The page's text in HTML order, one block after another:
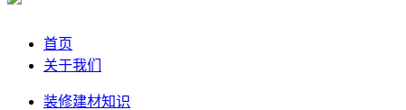
首页
关于我们
装修建材知识